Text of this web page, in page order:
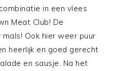
in een vlees
Meat Club! De
Ook hier weer puur
heerlijk en goed gerecht
en sausje. Na het